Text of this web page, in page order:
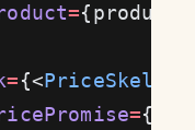
=
={<
=